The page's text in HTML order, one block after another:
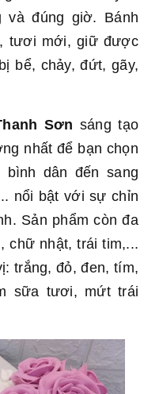
và đúng giờ. Bánh
tươi mới, giữ được
bể, chảy, đứt, gãy,
Sơn sáng tạo
nhất để bạn chọn
dân đến sang
nổi bật với sự chỉn
Sản phẩm còn đa
chữ nhật, trái tim,...
trắng, đỏ, đen, tím,
sữa tươi, mứt trái